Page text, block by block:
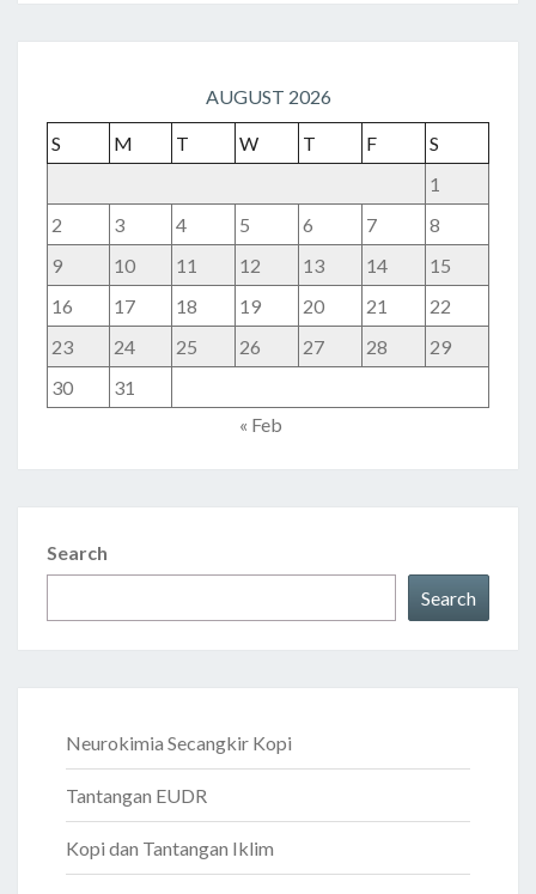
AUGUST 2026
S M T W T F
S
1
2
3 4 5 6 7
8
9
10 11 12 13 14
15
16
17 18 19 20 21
22
23
24 25 26 27 28
29
30
31
« Feb
Search
Search
Neurokimia Secangkir Kopi
Tantangan EUDR
Kopi dan Tantangan Iklim